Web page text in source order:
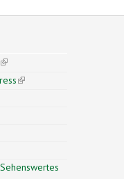
(link is external)
(link is external)